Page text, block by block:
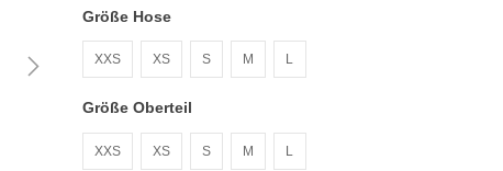
Größe Hose
XXS XS S M L
Größe Oberteil
XXS XS S M L